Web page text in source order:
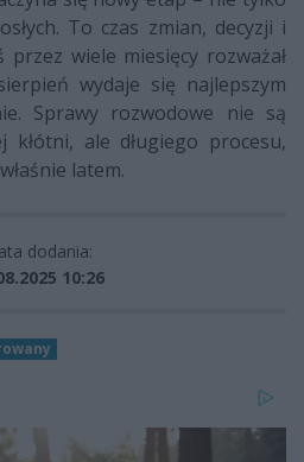
To czas zmian, decyzji i
przez wiele miesięcy rozważał
wydaje się najlepszym
Sprawy rozwodowe nie są
kłótni, ale długiego procesu,
latem.
dodania:
10:26